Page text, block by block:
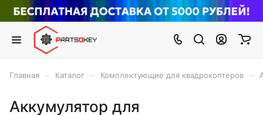
Главная Каталог Комплектующие для квадрокоптеров
Аккумулятор для